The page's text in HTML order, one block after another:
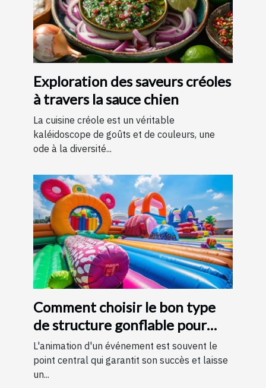
Exploration des saveurs créoles
à travers la sauce chien
La cuisine créole est un véritable
kaléidoscope de goûts et de couleurs, une
ode à la diversité...
Comment choisir le bon type
de structure gonflable pour
votre événement
L'animation d'un événement est souvent le
point central qui garantit son succès et laisse
un...